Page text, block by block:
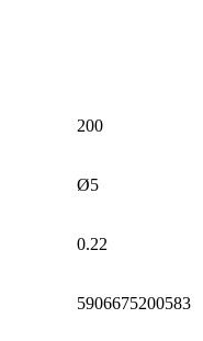
200
Ø5
0.22
5906675200583